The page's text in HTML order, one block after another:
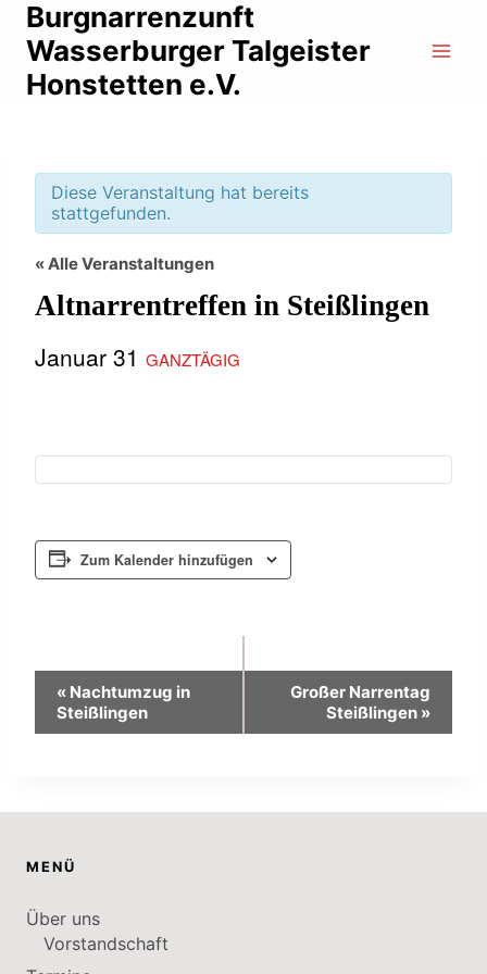
Zum
Inhalt
springen
Burgnarrenzunft
Wasserburger Talgeister
Honstetten e.V.
Diese Veranstaltung hat bereits
stattgefunden.
« Alle Veranstaltungen
Altnarrentreffen in Steißlingen
Januar 31 GANZTÄGIG
Zum Kalender hinzufügen
Veranstaltung
Navigation
« Nachtumzug in
Steißlingen
Großer Narrentag
Steißlingen »
MENÜ
Über uns
Vorstandschaft